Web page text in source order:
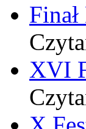
XVI